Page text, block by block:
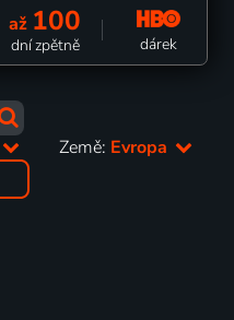
až 100
dní zpětně dárek
Země: Evropa